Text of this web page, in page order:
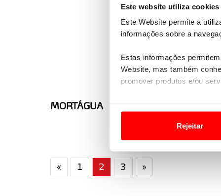
Este website utiliza cookies
Este Website permite a
informações sobre a
Estas informações
Website, mas também
promover produtos e/ou
Usamos cookies para
funcionalidades de redes
Adicionalmente partilhamos
Rejeitar
MORTÁGUA
« 1 2 3 »